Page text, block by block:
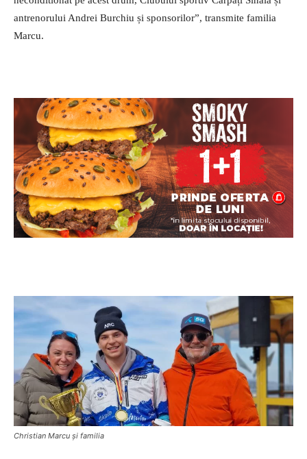
antrenorului Andrei Burchiu și sponsorilor”, transmite familia
Marcu.
Christian Marcu și familia